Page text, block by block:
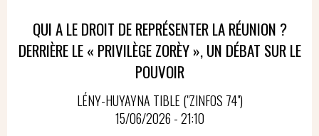
QUI A LE DROIT DE REPRÉSENTER LA RÉUNION ?
DERRIÈRE LE « PRIVILÈGE ZORÈY », UN DÉBAT SUR LE
POUVOIR
LÉNY-HUYAYNA TIBLE ("ZINFOS 74")
15/06/2026 - 21:10